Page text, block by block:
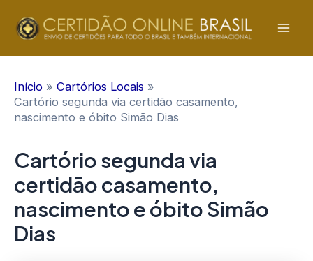
para
Início
Cartórios Locais
Cartório segunda via certidão casamento,
nascimento e óbito Simão Dias
Cartório segunda via
certidão casamento,
nascimento e óbito Simão
Dias